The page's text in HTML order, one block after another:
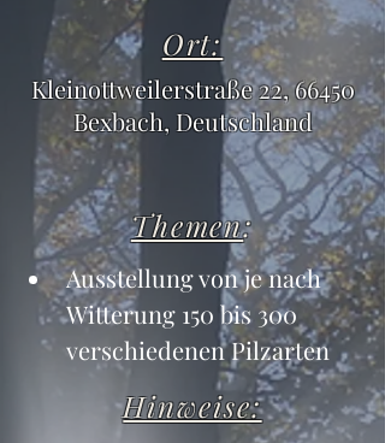
Ort:
Kleinottweilerstraße 22, 66450
Bexbach, Deutschland
Themen:
Ausstellung von je nach
Witterung 150 bis 300
verschiedenen Pilzarten
Hinweise: